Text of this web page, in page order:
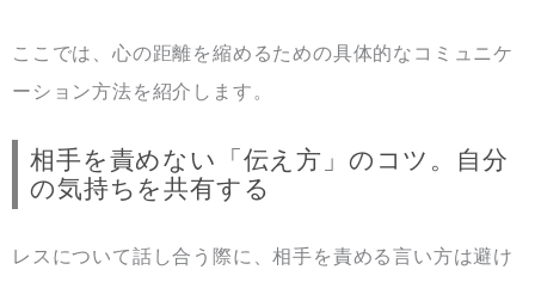
ここでは、心の距離を縮めるための具体的なコミュニケ
ーション方法を紹介します。
相手を責めない「伝え方」のコツ。自分
の気持ちを共有する
レスについて話し合う際に、相手を責める言い方は避け